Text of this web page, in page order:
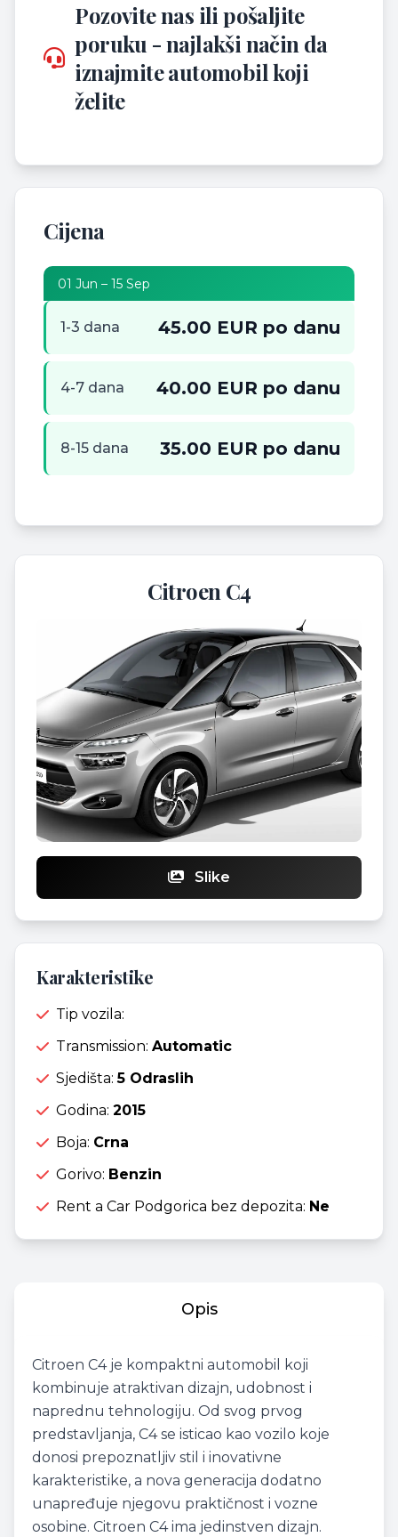
Pozovite nas ili pošaljite
poruku - najlakši način da
iznajmite automobil koji
želite
Cijena
01 Jun – 15 Sep
1-3 dana 45.00 EUR po danu
4-7 dana 40.00 EUR po danu
8-15 dana 35.00 EUR po danu
Citroen C4
Slike
Karakteristike
Tip vozila:
Transmission: Automatic
Sjedišta:5 Odraslih
Godina: 2015
Boja: Crna
Gorivo: Benzin
Rent a Car Podgorica bez depozita: Ne
Opis
Citroen C4 je kompaktni automobil koji
kombinuje atraktivan dizajn, udobnost i
naprednu tehnologiju. Od svog prvog
predstavljanja, C4 se isticao kao vozilo koje
donosi prepoznatljiv stil i inovativne
karakteristike, a nova generacija dodatno
unapređuje njegovu praktičnost i vozne
osobine. Citroen C4 ima jedinstven dizajn.